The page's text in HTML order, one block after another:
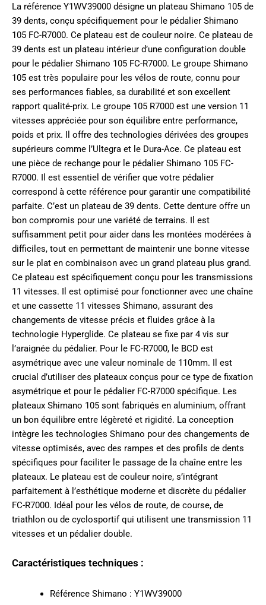
La référence Y1WV39000 désigne un plateau Shimano 105 de
39 dents, conçu spécifiquement pour le pédalier Shimano
105 FC-R7000. Ce plateau est de couleur noire. Ce plateau de
39 dents est un plateau intérieur d’une configuration double
pour le pédalier Shimano 105 FC-R7000. Le groupe Shimano
105 est très populaire pour les vélos de route, connu pour
ses performances fiables, sa durabilité et son excellent
rapport qualité-prix. Le groupe 105 R7000 est une version 11
vitesses appréciée pour son équilibre entre performance,
poids et prix. Il offre des technologies dérivées des groupes
supérieurs comme l’Ultegra et le Dura-Ace. Ce plateau est
une pièce de rechange pour le pédalier Shimano 105 FC-
R7000. Il est essentiel de vérifier que votre pédalier
correspond à cette référence pour garantir une compatibilité
parfaite. C’est un plateau de 39 dents. Cette denture offre un
bon compromis pour une variété de terrains. Il est
suffisamment petit pour aider dans les montées modérées à
difficiles, tout en permettant de maintenir une bonne vitesse
sur le plat en combinaison avec un grand plateau plus grand.
Ce plateau est spécifiquement conçu pour les transmissions
11 vitesses. Il est optimisé pour fonctionner avec une chaîne
et une cassette 11 vitesses Shimano, assurant des
changements de vitesse précis et fluides grâce à la
technologie Hyperglide. Ce plateau se fixe par 4 vis sur
l’araignée du pédalier. Pour le FC-R7000, le BCD est
asymétrique avec une valeur nominale de 110mm. Il est
crucial d’utiliser des plateaux conçus pour ce type de fixation
asymétrique et pour le pédalier FC-R7000 spécifique. Les
plateaux Shimano 105 sont fabriqués en aluminium, offrant
un bon équilibre entre légèreté et rigidité. La conception
intègre les technologies Shimano pour des changements de
vitesse optimisés, avec des rampes et des profils de dents
spécifiques pour faciliter le passage de la chaîne entre les
plateaux. Le plateau est de couleur noire, s’intégrant
parfaitement à l’esthétique moderne et discrète du pédalier
FC-R7000. Idéal pour les vélos de route, de course, de
triathlon ou de cyclosportif qui utilisent une transmission 11
vitesses et un pédalier double.
Caractéristiques techniques :
Référence Shimano : Y1WV39000